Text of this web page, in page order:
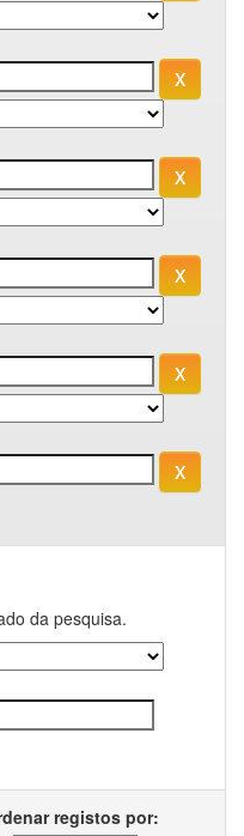
da pesquisa.
registos por: